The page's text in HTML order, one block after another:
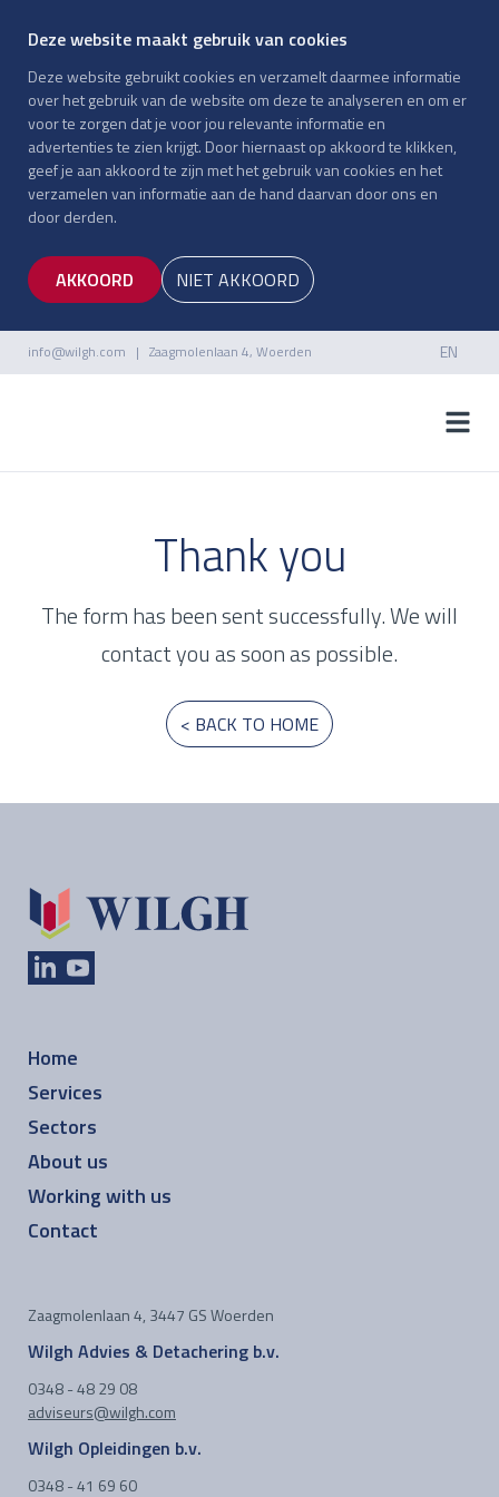
Deze website maakt gebruik van cookies
Deze website gebruikt cookies en verzamelt daarmee informatie
over het gebruik van de website om deze te analyseren en om er
voor te zorgen dat je voor jou relevante informatie en
advertenties te zien krijgt. Door hiernaast op akkoord te klikken,
geef je aan akkoord te zijn met het gebruik van cookies en het
verzamelen van informatie aan de hand daarvan door ons en
door derden.
AKKOORD NIET AKKOORD
info@wilgh.com | Zaagmolenlaan 4, Woerden EN
EN
Thank you
The form has been sent successfully. We will
contact you as soon as possible.
< BACK TO HOME
Home
Services
Sectors
About us
Working with us
Contact
Zaagmolenlaan 4, 3447 GS Woerden
Wilgh Advies & Detachering b.v.
0348 - 48 29 08
adviseurs@wilgh.com
Wilgh Opleidingen b.v.
0348 - 41 69 60